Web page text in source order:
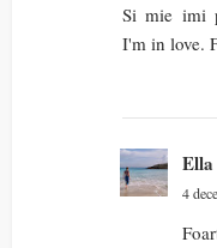
Si mie imi
I'm in love.
Ella
4